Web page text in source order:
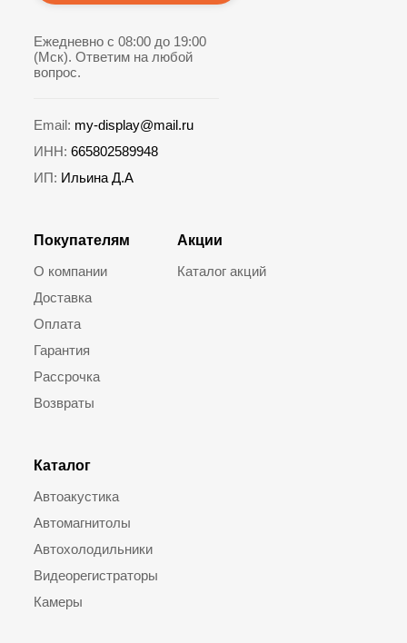
Покупателям
О компании
Доставка
Оплата
Гарантия
Рассрочка
Возвраты
Каталог
Автоакустика
Автомагнитолы
Автохолодильники
Видеорегистраторы
Камеры
Акции
Каталог акций
Ежедневно с 08:00 до 19:00
(Мск). Ответим на любой
вопрос.
Email: my-display@mail.ru
ИНН: 665802589948
ИП: Ильина Д.А